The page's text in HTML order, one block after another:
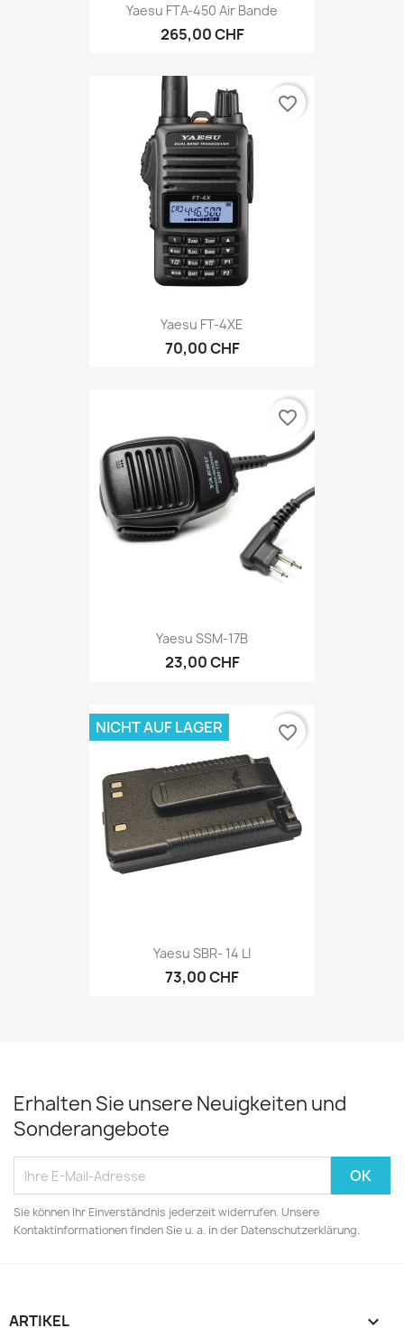
Yaesu FTA-450 Air Bande
265,00 CHF
Yaesu FT-4XE
70,00 CHF
favorite_border
Yaesu SSM-17B
23,00 CHF
favorite_border
Yaesu SBR- 14 LI
73,00 CHF
NICHT AUF LAGER favorite_border
Erhalten Sie unsere Neuigkeiten und
Sonderangebote
Sie können Ihr Einverständnis jederzeit widerrufen. Unsere
Kontaktinformationen finden Sie u. a. in der Datenschutzerklärung.
ARTIKEL 